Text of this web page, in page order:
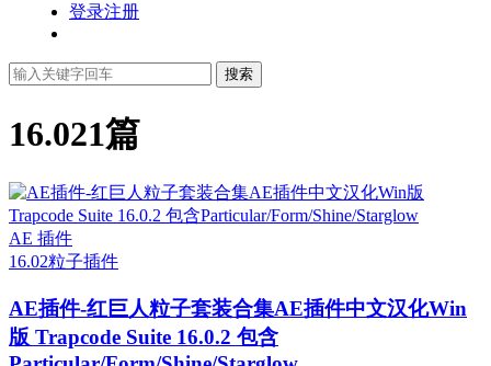
登录注册
搜索
16.021篇
AE 插件
16.02粒子插件
AE插件-红巨人粒子套装合集AE插件中文汉化Win
版 Trapcode Suite 16.0.2 包含